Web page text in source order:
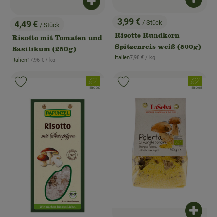
, Preis:
4,49 € / Stück
Risotto mit Tomaten und
Basilikum (250g)
, Herkunft:
Italien, Referenzpreis:
17,96 € / kg
Produkt zum Warenkorb hinzufügen
, Preis:
3,99 € / Stück
Risotto Rundkorn
Spitzenreis weiß (500g)
, Herkunft:
Italien, Referenzpreis:
7,98 € / kg
, Verband:
, Kontrollstelle:
IT-BIO-009
Produkt zu Favouriten hinzufügen
, Verband:
, Kontrollstelle:
IT-BIO-015
Produkt zu Favouriten hinzufügen